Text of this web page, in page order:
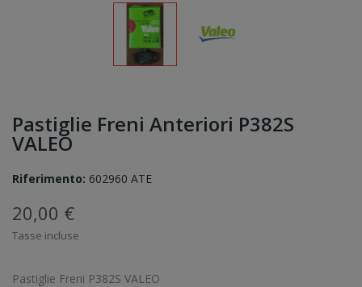
Pastiglie Freni Anteriori P382S
VALEO
Riferimento: 602960 ATE
20,00 €
Tasse incluse
Pastiglie Freni P382S VALEO